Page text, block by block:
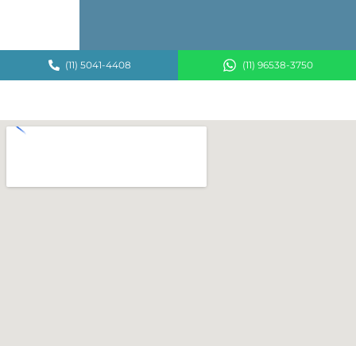
(11) 5041-4408 (11) 96538-3750